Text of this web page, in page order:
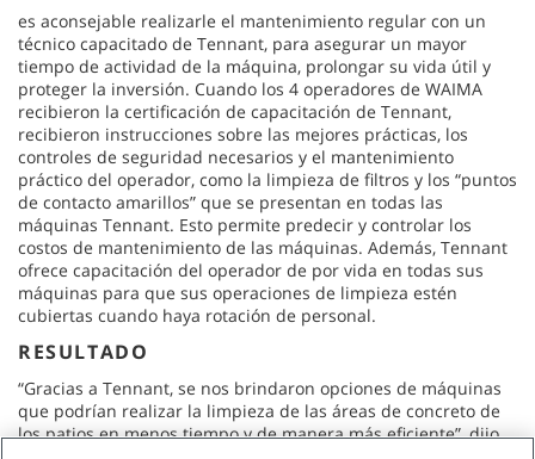
es aconsejable realizarle el mantenimiento regular con un
técnico capacitado de Tennant, para asegurar un mayor
tiempo de actividad de la máquina, prolongar su vida útil y
proteger la inversión. Cuando los 4 operadores de WAIMA
recibieron la certificación de capacitación de Tennant,
recibieron instrucciones sobre las mejores prácticas, los
controles de seguridad necesarios y el mantenimiento
práctico del operador, como la limpieza de filtros y los “puntos
de contacto amarillos” que se presentan en todas las
máquinas Tennant. Esto permite predecir y controlar los
costos de mantenimiento de las máquinas. Además, Tennant
ofrece capacitación del operador de por vida en todas sus
máquinas para que sus operaciones de limpieza estén
cubiertas cuando haya rotación de personal.
RESULTADO
“Gracias a Tennant, se nos brindaron opciones de máquinas
que podrían realizar la limpieza de las áreas de concreto de
los patios en menos tiempo y de manera más eficiente”, dijo